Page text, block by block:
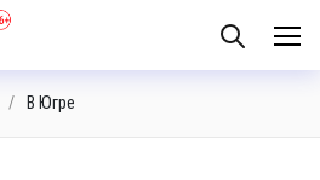
В Югре